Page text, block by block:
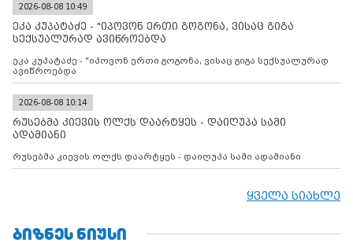
კონტროლს ოკუპირებულ რეგიონებში, აგრძელებს მათი
მილიტარიზაციის პროცესს და აქტიურად დგამს ნაბიჯებს მათი
ფაქტობრივი ანექსიისკენ
2026-08-08 10:49
ეკა კუპატაძე - "იპოვონ ერთი გოგონა, ვისაც გიგა
სექსუალურად ავიწროებდა
ეკა კუპატაძე - "იპოვონ ერთი გოგონა, ვისაც გიგა სექსუალურად
ავიწროებდა
2026-08-08 10:14
რუსებმა კიევის ოლქს დაარტყეს - დაიღუპა სამი
ადამიანი
რუსებმა კიევის ოლქს დაარტყეს - დაიღუპა სამი ადამიანი
ყველა სიახლე
ᲑᲘᲖᲜᲔᲡ ᲜᲘᲣᲡᲘ